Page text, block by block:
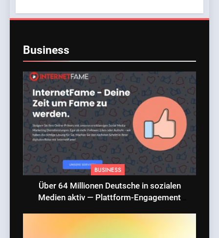
Business
BUSINESS
Über 64 Millionen Deutsche in sozialen
Medien aktiv — Plattform-Engagement